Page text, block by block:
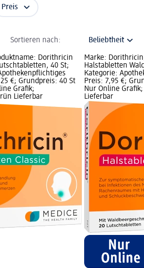
Preis
Sortieren nach:
Dorithricin
40 St;
€; Grundpreis: 40 St
Grafik;
Lieferbar
Marke:
Halstabletten
Kategorie:
Preis: 7,95 €;
Nur Online
Lieferbar